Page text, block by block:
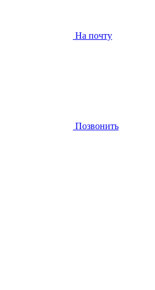
На почту
Позвонить